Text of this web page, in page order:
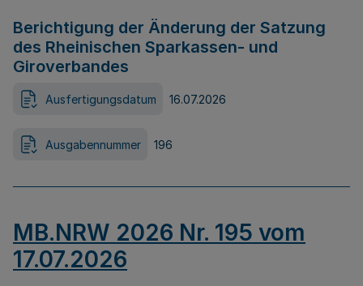
Berichtigung der Änderung der Satzung
des Rheinischen Sparkassen- und
Giroverbandes
Ausfertigungsdatum 16.07.2026
Ausgabennummer 196
MB.NRW 2026 Nr. 195 vom
17.07.2026